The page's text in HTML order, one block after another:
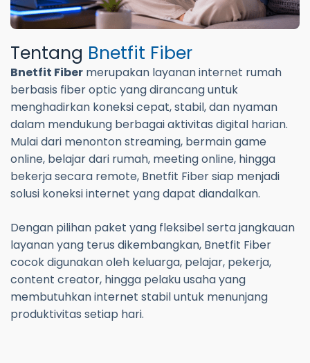
Tentang Bnetfit Fiber
Bnetfit Fiber merupakan layanan internet rumah
berbasis fiber optic yang dirancang untuk
menghadirkan koneksi cepat, stabil, dan nyaman
dalam mendukung berbagai aktivitas digital harian.
Mulai dari menonton streaming, bermain game
online, belajar dari rumah, meeting online, hingga
bekerja secara remote, Bnetfit Fiber siap menjadi
solusi koneksi internet yang dapat diandalkan.
Dengan pilihan paket yang fleksibel serta jangkauan
layanan yang terus dikembangkan, Bnetfit Fiber
cocok digunakan oleh keluarga, pelajar, pekerja,
content creator, hingga pelaku usaha yang
membutuhkan internet stabil untuk menunjang
produktivitas setiap hari.